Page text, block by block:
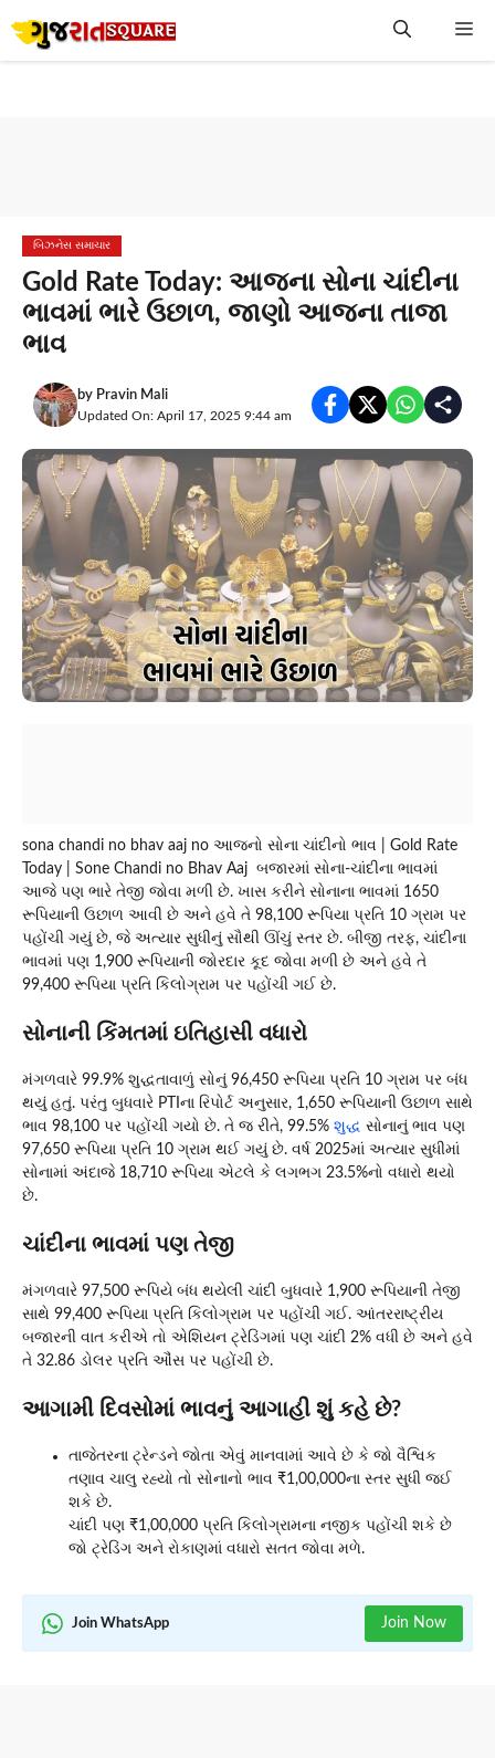
to
બિઝનેસ સમાચાર
Gold Rate Today: આજના સોના ચાંદીના
ભાવમાં ભારે ઉછાળ, જાણો આજના તાજા
ભાવ
by Pravin Mali
Updated On: April 17, 2025 9:44 am
sona chandi no bhav aaj no આજનો સોના ચાંદીનો ભાવ | Gold Rate
Today | Sone Chandi no Bhav Aaj બજારમાં સોના-ચાંદીના ભાવમાં
આજે પણ ભારે તેજી જોવા મળી છે. ખાસ કરીને સોનાના ભાવમાં 1650
રૂપિયાની ઉછાળ આવી છે અને હવે તે 98,100 રૂપિયા પ્રતિ 10 ગ્રામ પર
પહોંચી ગયું છે, જે અત્યાર સુધીનું સૌથી ઊંચું સ્તર છે. બીજી તરફ, ચાંદીના
ભાવમાં પણ 1,900 રૂપિયાની જોરદાર કૂદ જોવા મળી છે અને હવે તે
99,400 રૂપિયા પ્રતિ કિલોગ્રામ પર પહોંચી ગઈ છે.
સોનાની કિંમતમાં ઇતિહાસી વધારો
મંગળવારે 99.9% શુદ્ધતાવાળું સોનું 96,450 રૂપિયા પ્રતિ 10 ગ્રામ પર બંધ
થયું હતું. પરંતુ બુધવારે PTIના રિપોર્ટ અનુસાર, 1,650 રૂપિયાની ઉછાળ સાથે
ભાવ 98,100 પર પહોંચી ગયો છે. તે જ રીતે, 99.5% શુદ્ધ સોનાનું ભાવ પણ
97,650 રૂપિયા પ્રતિ 10 ગ્રામ થઈ ગયું છે. વર્ષ 2025માં અત્યાર સુધીમાં
સોનામાં અંદાજે 18,710 રૂપિયા એટલે કે લગભગ 23.5%નો વધારો થયો
છે.
ચાંદીના ભાવમાં પણ તેજી
મંગળવારે 97,500 રૂપિયે બંધ થયેલી ચાંદી બુધવારે 1,900 રૂપિયાની તેજી
સાથે 99,400 રૂપિયા પ્રતિ કિલોગ્રામ પર પહોંચી ગઈ. આંતરરાષ્ટ્રીય
બજારની વાત કરીએ તો એશિયન ટ્રેડિંગમાં પણ ચાંદી 2% વધી છે અને હવે
તે 32.86 ડોલર પ્રતિ ઔંસ પર પહોંચી છે.
આગામી દિવસોમાં ભાવનું આગાહી શું કહે છે?
તાજેતરના ટ્રેન્ડને જોતા એવું માનવામાં આવે છે કે જો વૈશ્વિક
તણાવ ચાલુ રહ્યો તો સોનાનો ભાવ ₹1,00,000ના સ્તર સુધી જઈ
શકે છે.
ચાંદી પણ ₹1,00,000 પ્રતિ કિલોગ્રામના નજીક પહોંચી શકે છે
જો ટ્રેડિંગ અને રોકાણમાં વધારો સતત જોવા મળે.
Join WhatsApp Join Now